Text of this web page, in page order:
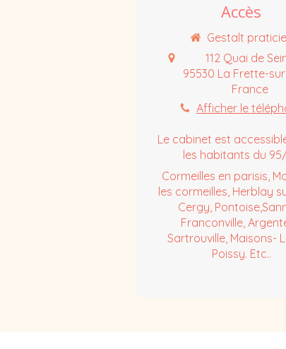
Accès
Gestalt
112 Quai de
95530 La Frette-
France
Afficher le
Le cabinet est
les habitants du
Cormeilles en parisis,
les cormeilles, Herblay
Cergy,
Franconville,
Sartrouville, Maisons-
Poissy. Etc..